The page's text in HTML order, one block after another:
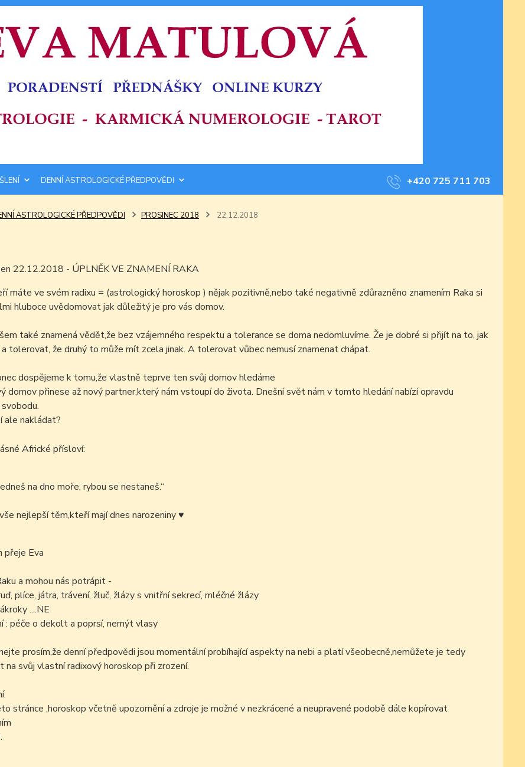
DENNÍ ASTROLOGICKÉ PŘEDPOVĚDI +420 725 711 703
ASTROLOGICKÉ PŘEDPOVĚDI PROSINEC 2018 22.12.2018
22.12.2018 - ÚPLNĚK VE ZNAMENÍ RAKA
máte ve svém radixu = (astrologický horoskop ) nějak pozitivně,nebo také negativně zdůrazněno znamením Raka si
hluboce uvědomovat jak důležitý je pro vás domov.
také znamená vědět,že bez vzájemného respektu a tolerance se doma nedomluvíme. Že je dobré si přijít na to, jak
a tolerovat, že druhý to může mít zcela jinak. A tolerovat vůbec nemusí znamenat chápat.
dospějeme k tomu,že vlastně teprve ten svůj domov hledáme
domov přinese až nový partner,který nám vstoupí do života. Dnešní svět nám v tomto hledání nabízí opravdu
ale nakládat?
Africké přísloví:
na dno moře, rybou se nestaneš.“
nejlepší těm,kteří mají dnes narozeniny♥
přeje Eva
a mohou nás potrápit -
plíce, játra, trávení, žluč, žlázy s vnitřní sekrecí, mléčné žlázy
....NE
: péče o dekolt a poprsí, nemýt vlasy
prosím,že denní předpovědi jsou momentální probíhající aspekty na nebi a platí všeobecně,nemůžete je tedy
na svůj vlastní radixový horoskop při zrození.
stránce ,horoskop včetně upozornění a zdroje je možné v nezkrácené a neupravené podobě dále kopírovat